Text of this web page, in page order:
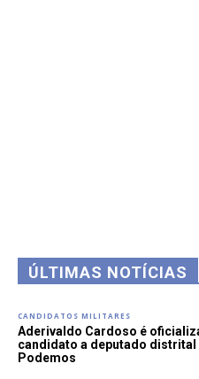
ÚLTIMAS NOTÍCIAS
CANDIDATOS MILITARES
Aderivaldo Cardoso é
candidato a deputado distrital
Podemos